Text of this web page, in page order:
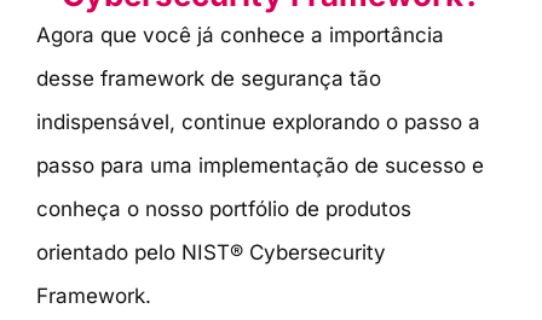
Agora que você já conhece a importância
desse framework de segurança tão
indispensável, continue explorando o passo a
passo para uma implementação de sucesso e
conheça o nosso portfólio de produtos
orientado pelo NIST® Cybersecurity
Framework.